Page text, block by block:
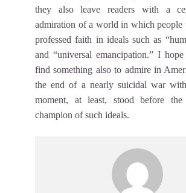
they also leave readers with a
admiration of a world in which people
professed faith in ideals such as
and “universal emancipation.” I
find something also to admire in
the end of a nearly suicidal war
moment, at least, stood before
champion of such ideals.